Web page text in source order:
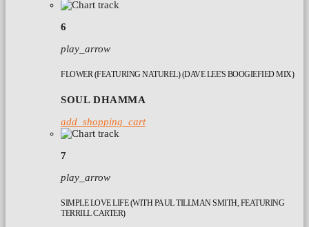
6
play_arrow
FLOWER (FEATURING NATUREL) (DAVE LEE'S BOOGIEFIED MIX)
SOUL DHAMMA
add_shopping_cart
7
play_arrow
SIMPLE LOVE LIFE (WITH PAUL TILLMAN SMITH, FEATURING
TERRILL CARTER)